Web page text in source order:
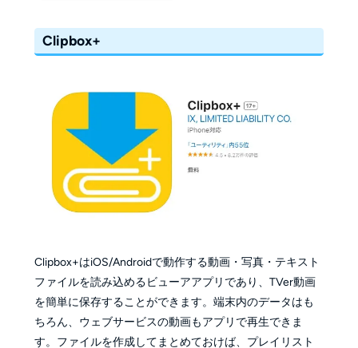
Clipbox+
Clipbox+はiOS/Androidで動作する動画・写真・テキスト
ファイルを読み込めるビューアアプリであり、TVer動画
を簡単に保存することができます。端末内のデータはも
ちろん、ウェブサービスの動画もアプリで再生できま
す。ファイルを作成してまとめておけば、プレイリスト